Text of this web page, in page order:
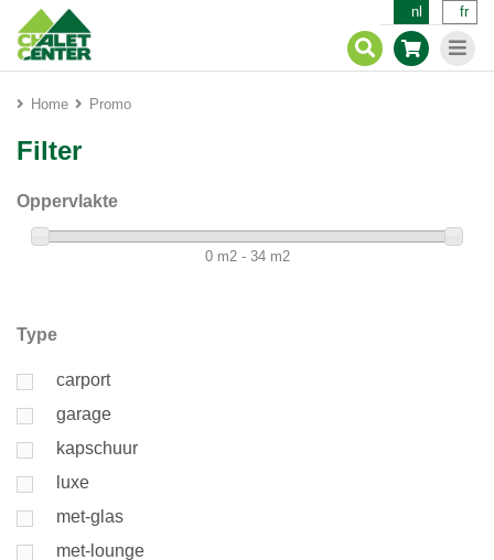
nl fr
Home Promo
Filter
Oppervlakte
0 m2 - 34 m2
Type
carport
garage
kapschuur
luxe
met-glas
met-lounge